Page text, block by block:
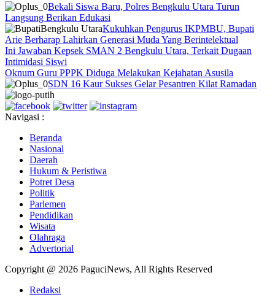
Bekali Siswa Baru, Polres Bengkulu Utara Turun
Langsung Berikan Edukasi
Kukuhkan Pengurus IKPMBU, Bupati
Arie Berharap Lahirkan Generasi Muda Yang Berintelektual
Ini Jawaban Kepsek SMAN 2 Bengkulu Utara, Terkait Dugaan
Intimidasi Siswi
Oknum Guru PPPK Diduga Melakukan Kejahatan Asusila
SDN 16 Kaur Sukses Gelar Pesantren Kilat Ramadan
Navigasi :
Beranda
Nasional
Daerah
Hukum & Peristiwa
Potret Desa
Politik
Parlemen
Pendidikan
Wisata
Olahraga
Advertorial
Copyright @ 2026 PaguciNews, All Rights Reserved
Redaksi